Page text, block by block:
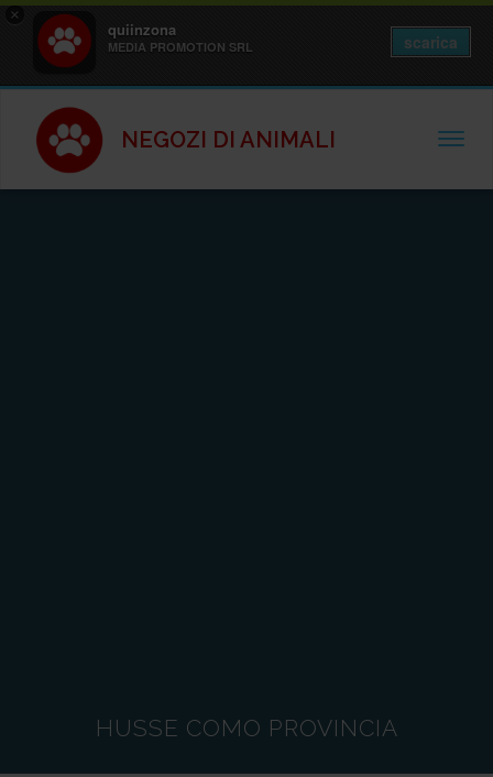
×
quiinzona
MEDIA PROMOTION SRL scarica
NEGOZI DI ANIMALI
HUSSE COMO PROVINCIA